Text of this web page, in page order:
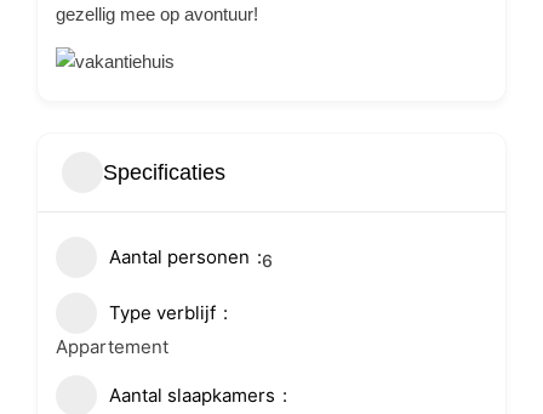
gezellig mee op avontuur!
Specificaties
Aantal personen 6
Type verblijf
Appartement
Aantal slaapkamers